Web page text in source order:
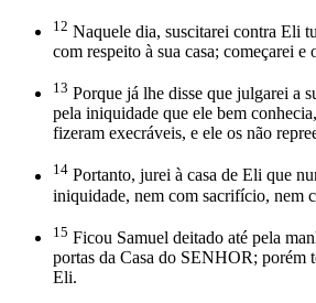
12 Naquele dia, suscitarei contra Eli
com respeito à sua casa; começarei e
13 Porque já lhe disse que julgarei a
pela iniquidade que ele bem
fizeram execráveis, e ele os não
14 Portanto, jurei à casa de Eli que
iniquidade, nem com sacrifício, nem
15 Ficou Samuel deitado até pela
portas da Casa do SENHOR; porém
Eli.